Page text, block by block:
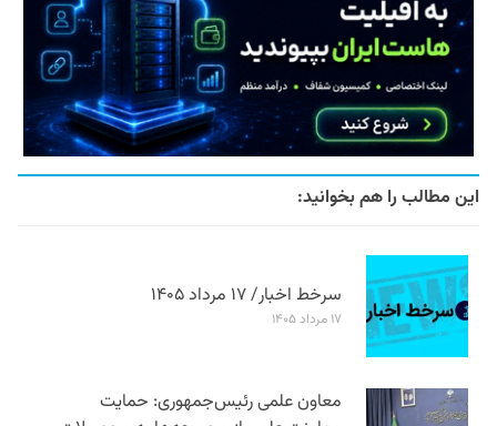
این مطالب را هم بخوانید:
سرخط اخبار/ ۱۷ مرداد ۱۴۰۵
۱۷ مرداد ۱۴۰۵
معاون علمی رئیس‌جمهوری: حمایت